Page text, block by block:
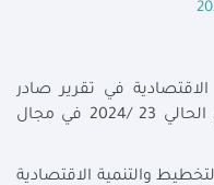
في تقرير صادر
عنها مستهدفات خطة العام المالي الحالي 23 /2024 في مجال
والتنمية الاقتصادية